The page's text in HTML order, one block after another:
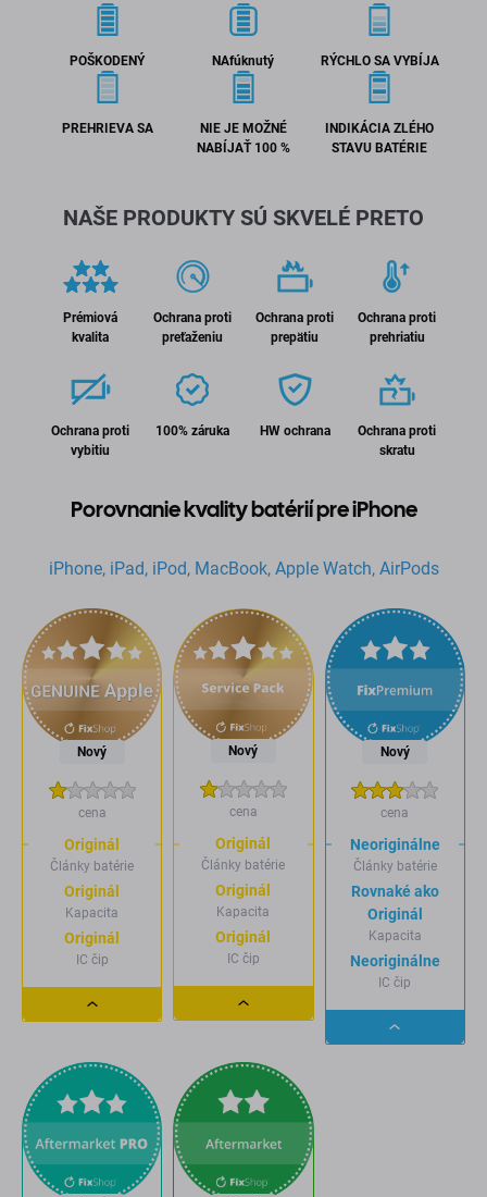
POŠKODENÝ NAfúknutý RÝCHLO SA VYBÍJA
PREHRIEVA SA
NIE JE MOŽNÉ
NABÍJAŤ 100 %
INDIKÁCIA ZLÉHO
STAVU BATÉRIE
NAŠE PRODUKTY SÚ SKVELÉ PRETO
Prémiová
kvalita
Ochrana proti
preťaženiu
Ochrana proti
prepätiu
Ochrana proti
prehriatiu
Ochrana proti
vybitiu
100% záruka HW ochrana
Ochrana proti
skratu
Porovnanie kvality batérií pre iPhone
iPhone, iPad, iPod, MacBook, Apple Watch, AirPods
Nový
cena
Originál
Články batérie
Originál
Kapacita
Originál
IC čip
Dropdown
Nový
cena
Originál
Články batérie
Originál
Kapacita
Originál
IC čip
Dropdown
Nový
cena
Neoriginálne
Články batérie
Rovnaké ako
Originál
Kapacita
Neoriginálne
IC čip
Dropdown